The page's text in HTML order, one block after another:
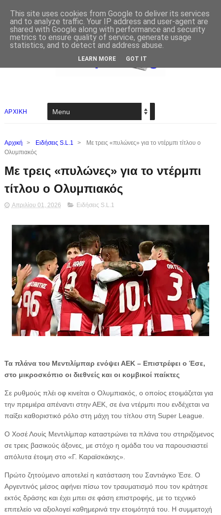
ΑΡΧΙΚΗ
Αρχική > Ειδήσεις S.L.1 >
Με τρεις «πυλώνες» για το ντέρμπι τίτλου ο
Ολυμπιακός
Με τρεις «πυλώνες» για το ντέρμπι
τίτλου ο Ολυμπιακός
Απριλίου 01, 2026 Ειδήσεις S.L.1
Τα πλάνα του Μεντιλίμπαρ ενόψει ΑΕΚ – Επιστρέφει ο Έσε,
στο μικροσκόπιο οι διεθνείς και οι κομβικοί παίκτες
Σε ρυθμούς πλέι οφ κινείται ο Ολυμπιακός, ο οποίος ετοιμάζεται για
την πρεμιέρα απέναντι στην ΑΕΚ, σε ένα ντέρμπι που ενδέχεται να
παίξει καθοριστικό ρόλο στη μάχη του τίτλου στη Super League.
Ο Χοσέ Λουίς Μεντιλίμπαρ καταστρώνει τα πλάνα του στηριζόμενος
σε τρεις βασικούς άξονες, με στόχο η ομάδα του να παρουσιαστεί
απόλυτα έτοιμη στο «Γ. Καραϊσκάκης».
Πρώτο ζητούμενο αποτελεί η κατάσταση του Σαντιάγκο Έσε. Ο
Αργεντινός μέσος αφήνει πίσω τον τραυματισμό που τον κράτησε
εκτός δράσης και έχει μπει σε φάση επιστροφής, με το τεχνικό
επιτελείο να αξιολογεί καθημερινά την ετοιμότητά του. Η συμμετοχή
This site uses cookies from Google to deliver its services
and to analyze traffic. Your IP address and user-agent are
shared with Google along with performance and security
metrics to ensure quality of service, generate usage
statistics, and to detect and address abuse.
LEARN MORE GOT IT